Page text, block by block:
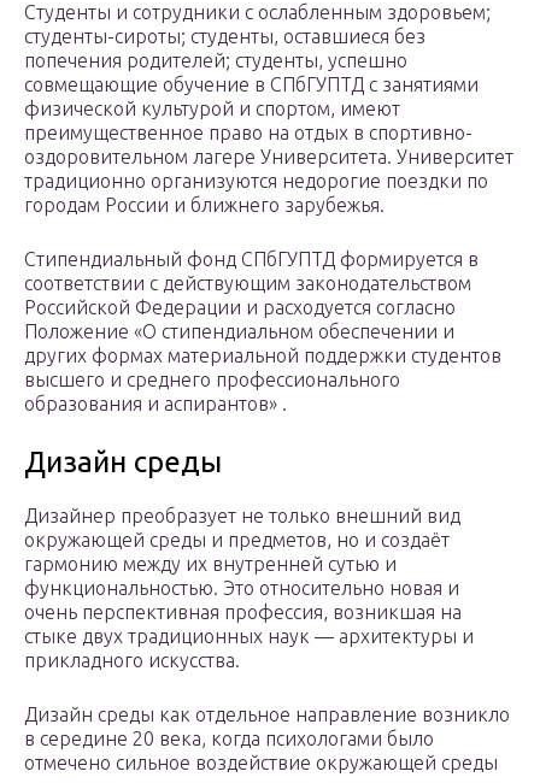
Студенты и сотрудники с ослабленным здоровьем;
студенты-сироты; студенты, оставшиеся без
попечения родителей; студенты, успешно
совмещающие обучение в СПбГУПТД с занятиями
физической культурой и спортом, имеют
преимущественное право на отдых в спортивно-
оздоровительном лагере Университета. Университет
традиционно организуются недорогие поездки по
городам России и ближнего зарубежья.
Стипендиальный фонд СПбГУПТД формируется в
соответствии с действующим законодательством
Российской Федерации и расходуется согласно
Положение «О стипендиальном обеспечении и
других формах материальной поддержки студентов
высшего и среднего профессионального
образования и аспирантов» .
Дизайн среды
Дизайнер преобразует не только внешний вид
окружающей среды и предметов, но и создаёт
гармонию между их внутренней сутью и
функциональностью. Это относительно новая и
очень перспективная профессия, возникшая на
стыке двух традиционных наук — архитектуры и
прикладного искусства.
Дизайн среды как отдельное направление возникло
в середине 20 века, когда психологами было
отмечено сильное воздействие окружающей среды